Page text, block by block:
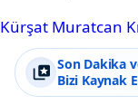
Kürşat Muratcan
Son Dakika
Bizi Kaynak